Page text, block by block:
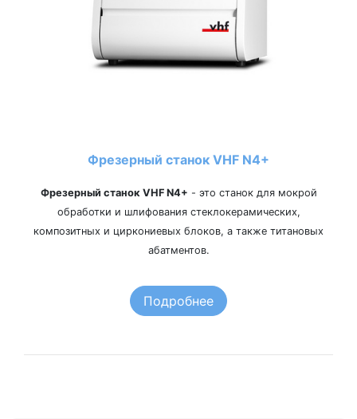
Фрезерный станок VHF N4+
Фрезерный станок VHF N4+ - это станок для мокрой
обработки и шлифования стеклокерамических,
композитных и циркониевых блоков, а также титановых
абатментов.
Подробнее